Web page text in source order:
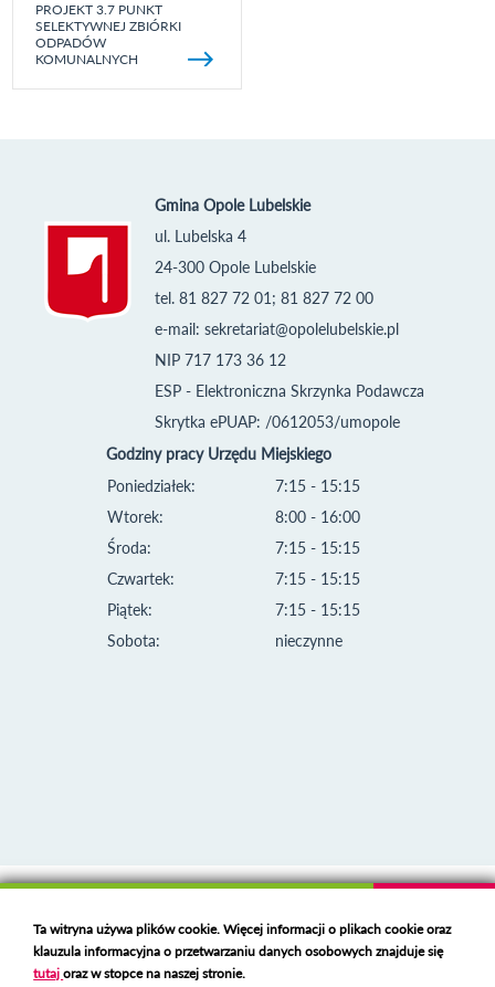
PROJEKT 3.7 PUNKT
SELEKTYWNEJ ZBIÓRKI
ODPADÓW
KOMUNALNYCH
Gmina Opole Lubelskie
ul. Lubelska 4
24-300 Opole Lubelskie
tel. 81 827 72 01; 81 827 72 00
e-mail: sekretariat@opolelubelskie.pl
NIP 717 173 36 12
ESP - Elektroniczna Skrzynka Podawcza
Skrytka ePUAP: /0612053/umopole
Godziny pracy Urzędu Miejskiego
Poniedziałek:
Wtorek:
Środa:
Czwartek:
Piątek:
Sobota:
7:15 - 15:15
8:00 - 16:00
7:15 - 15:15
7:15 - 15:15
7:15 - 15:15
nieczynne
Deklaracja dostępności
Polski serwer RBL
https://polspam.pl/
Ta witryna używa plików cookie. Więcej informacji o plikach cookie oraz
klauzula informacyjna o przetwarzaniu danych osobowych znajduje się
tutajoraz w stopce na naszej stronie.